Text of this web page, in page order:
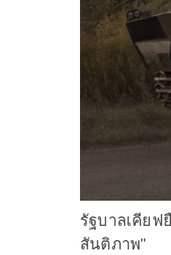
รัฐบาลเคีย
สันติภาพ"